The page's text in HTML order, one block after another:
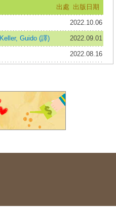
出處 出版日期
2022.10.06
Keller, Guido (譯) 2022.09.01
2022.08.16